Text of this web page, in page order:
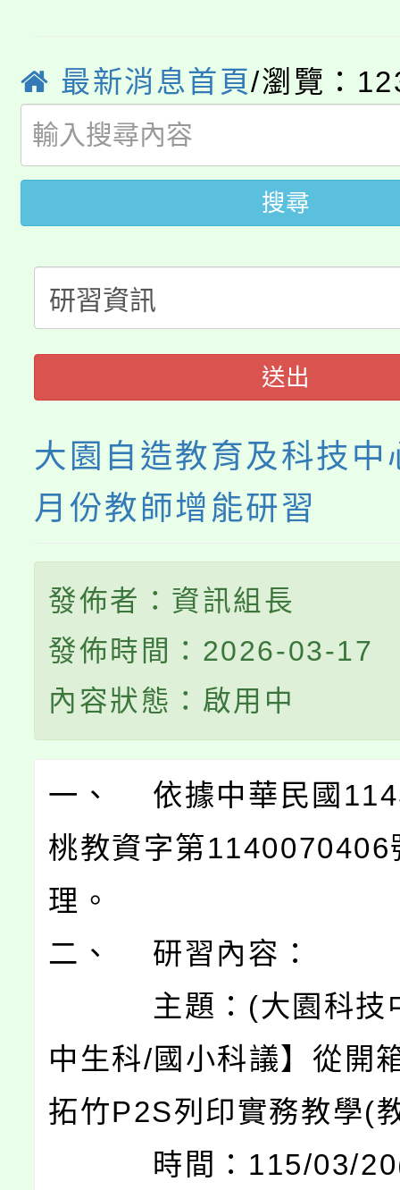
局官網。
8月14至27日，桃園電
開!
115年桃園市運動會8/
田徑場及游泳池舉行。
桃園市低收入戶享有免
視費優惠，中低收入戶
半價優惠，詳情可洽有
者。
大園自造教育及科技中
份教師增能研習
大溪自造教育及科技中
份教師研習
淨零綠生活教案入校路
會
115年食農教育專業人
程
最新消息首頁/瀏覽：
搜尋
送出
大園自造教育及科技
月份教師增能研習
發佈者：資訊組長
發佈時間：2026-03-17
內容狀態：啟用中
一、 依據中華民國114
桃教資字第1140070406
理。
二、 研習內容：
主題：(大園科技
中生科/國小科議】從開
拓竹P2S列印實務教學(
時間：115/03/20(